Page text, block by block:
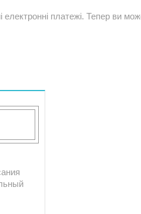
електронні платежі. Тепер ви